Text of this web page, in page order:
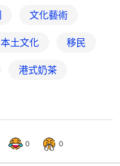
文化藝術
本土文化 移民
港式奶茶
0 0